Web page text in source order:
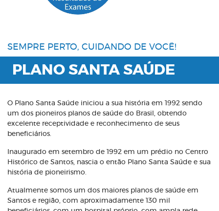
SEMPRE PERTO, CUIDANDO DE VOCÊ!
PLANO SANTA SAÚDE
O Plano Santa Saúde iniciou a sua história em 1992 sendo
um dos pioneiros planos de saúde do Brasil, obtendo
excelente receptividade e reconhecimento de seus
beneficiários.
Inaugurado em setembro de 1992 em um prédio no Centro
Histórico de Santos, nascia o então Plano Santa Saúde e sua
história de pioneirismo.
Atualmente somos um dos maiores planos de saúde em
Santos e região, com aproximadamente 130 mil